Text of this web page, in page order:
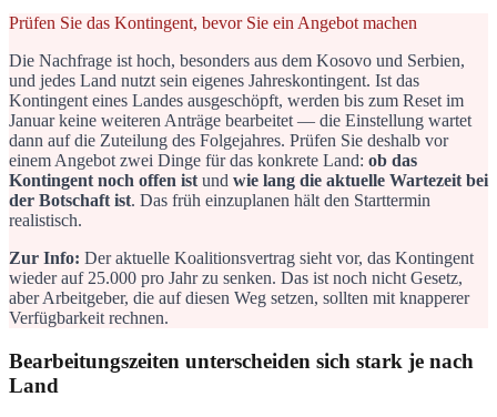
Prüfen Sie das Kontingent, bevor Sie ein Angebot machen
Die Nachfrage ist hoch, besonders aus dem Kosovo und Serbien,
und jedes Land nutzt sein eigenes Jahreskontingent. Ist das
Kontingent eines Landes ausgeschöpft, werden bis zum Reset im
Januar keine weiteren Anträge bearbeitet — die Einstellung wartet
dann auf die Zuteilung des Folgejahres. Prüfen Sie deshalb vor
einem Angebot zwei Dinge für das konkrete Land: ob das
Kontingent noch offen ist und wie lang die aktuelle Wartezeit bei
der Botschaft ist. Das früh einzuplanen hält den Starttermin
realistisch.
Zur Info: Der aktuelle Koalitionsvertrag sieht vor, das Kontingent
wieder auf 25.000 pro Jahr zu senken. Das ist noch nicht Gesetz,
aber Arbeitgeber, die auf diesen Weg setzen, sollten mit knapperer
Verfügbarkeit rechnen.
Bearbeitungszeiten unterscheiden sich stark je nach
Land